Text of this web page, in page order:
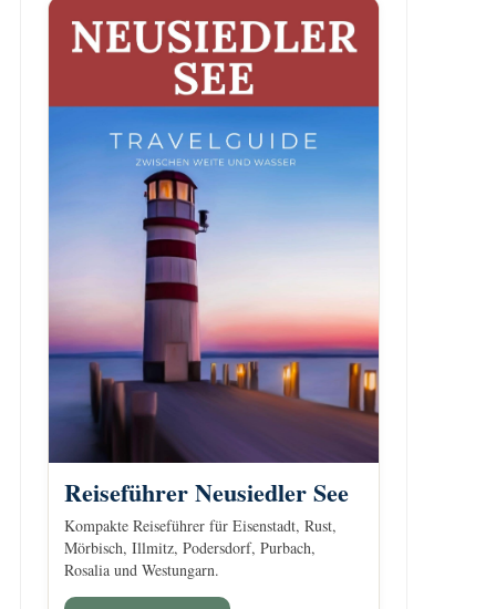
Reiseführer Neusiedler See
Kompakte Reiseführer für Eisenstadt, Rust,
Mörbisch, Illmitz, Podersdorf, Purbach,
Rosalia und Westungarn.